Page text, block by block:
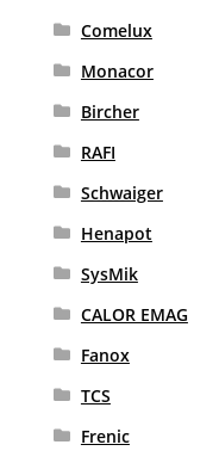
Comelux
Monacor
Bircher
RAFI
Schwaiger
Henapot
SysMik
CALOR EMAG
Fanox
TCS
Frenic